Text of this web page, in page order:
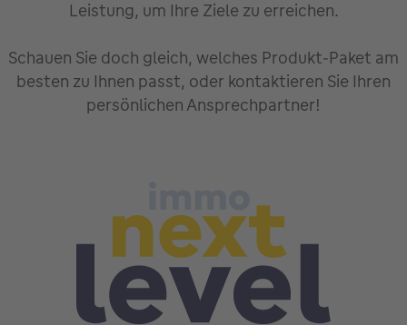
Leistung, um Ihre Ziele zu erreichen.
Schauen Sie doch gleich, welches Produkt-Paket am
besten zu Ihnen passt, oder kontaktieren Sie Ihren
persönlichen Ansprechpartner!